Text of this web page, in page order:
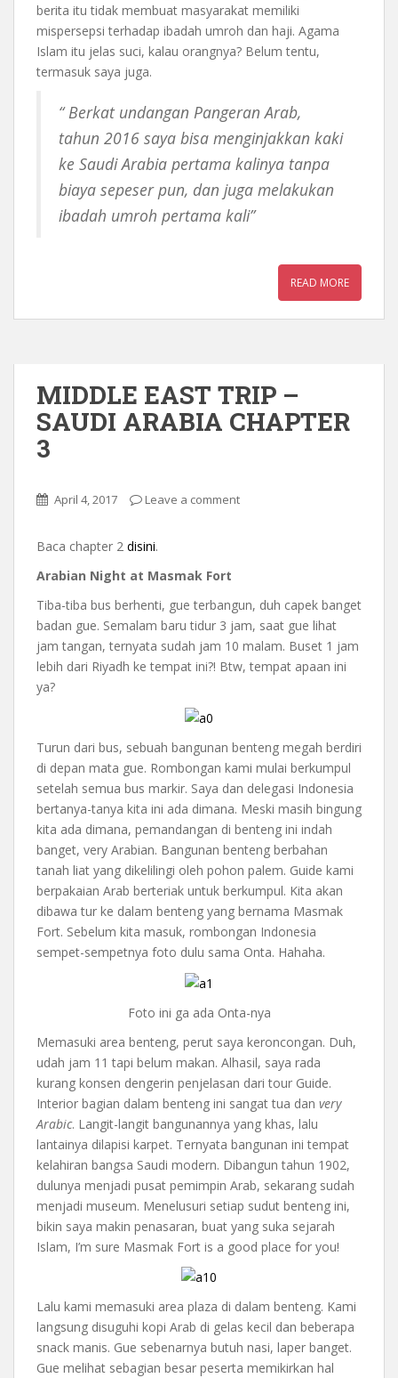
berita itu tidak membuat masyarakat memiliki
mispersepsi terhadap ibadah umroh dan haji. Agama
Islam itu jelas suci, kalau orangnya? Belum tentu,
termasuk saya juga.
“ Berkat undangan Pangeran Arab,
tahun 2016 saya bisa menginjakkan kaki
ke Saudi Arabia pertama kalinya tanpa
biaya sepeser pun, dan juga melakukan
ibadah umroh pertama kali”
READ MORE
MIDDLE EAST TRIP –
SAUDI ARABIA CHAPTER
3
April 4, 2017 Leave a comment
Baca chapter 2 disini.
Arabian Night at Masmak Fort
Tiba-tiba bus berhenti, gue terbangun, duh capek banget
badan gue. Semalam baru tidur 3 jam, saat gue lihat
jam tangan, ternyata sudah jam 10 malam. Buset 1 jam
lebih dari Riyadh ke tempat ini?! Btw, tempat apaan ini
ya?
Turun dari bus, sebuah bangunan benteng megah berdiri
di depan mata gue. Rombongan kami mulai berkumpul
setelah semua bus markir. Saya dan delegasi Indonesia
bertanya-tanya kita ini ada dimana. Meski masih bingung
kita ada dimana, pemandangan di benteng ini indah
banget, very Arabian. Bangunan benteng berbahan
tanah liat yang dikelilingi oleh pohon palem. Guide kami
berpakaian Arab berteriak untuk berkumpul. Kita akan
dibawa tur ke dalam benteng yang bernama Masmak
Fort. Sebelum kita masuk, rombongan Indonesia
sempet-sempetnya foto dulu sama Onta. Hahaha.
Foto ini ga ada Onta-nya
Memasuki area benteng, perut saya keroncongan. Duh,
udah jam 11 tapi belum makan. Alhasil, saya rada
kurang konsen dengerin penjelasan dari tour Guide.
Interior bagian dalam benteng ini sangat tua dan very
Arabic. Langit-langit bangunannya yang khas, lalu
lantainya dilapisi karpet. Ternyata bangunan ini tempat
kelahiran bangsa Saudi modern. Dibangun tahun 1902,
dulunya menjadi pusat pemimpin Arab, sekarang sudah
menjadi museum. Menelusuri setiap sudut benteng ini,
bikin saya makin penasaran, buat yang suka sejarah
Islam, I’m sure Masmak Fort is a good place for you!
Lalu kami memasuki area plaza di dalam benteng. Kami
langsung disuguhi kopi Arab di gelas kecil dan beberapa
snack manis. Gue sebenarnya butuh nasi, laper banget.
Gue melihat sebagian besar peserta memikirkan hal